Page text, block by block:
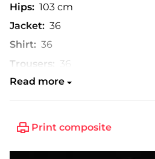
Hips: 103 cm
Jacket: 36
Shirt: 36
Trousers: 36
Shoe: 39
Read more
Print composite